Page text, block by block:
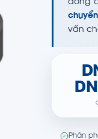
dòng
vấn
Phân